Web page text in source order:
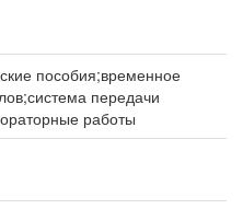
пособия;временное
передачи
работы